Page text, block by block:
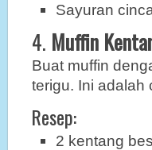
Sayuran
4. Muffin
Buat muffin
terigu. Ini adalah
Resep:
2 kentang